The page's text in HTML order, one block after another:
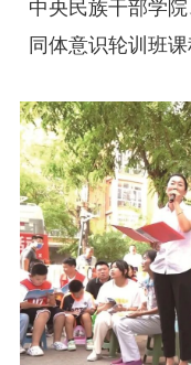
中央民族干部学
同体意识轮训班课